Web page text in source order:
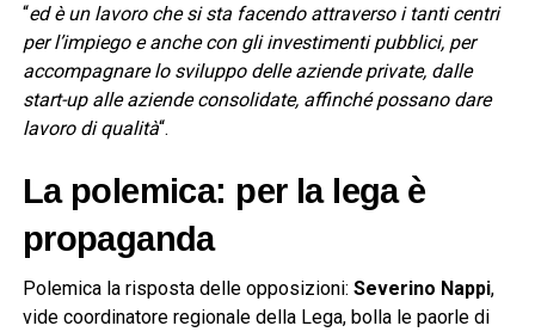
“ed è un lavoro che si sta facendo attraverso i tanti centri
per l’impiego e anche con gli investimenti pubblici, per
accompagnare lo sviluppo delle aziende private, dalle
start-up alle aziende consolidate, affinché possano dare
lavoro di qualità“.
La polemica: per la lega è
propaganda
Polemica la risposta delle opposizioni: Severino Nappi,
vide coordinatore regionale della Lega, bolla le paorle di